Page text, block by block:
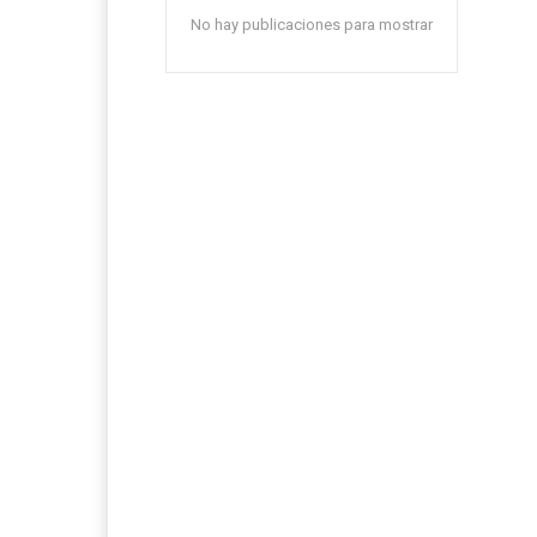
No hay publicaciones para mostrar